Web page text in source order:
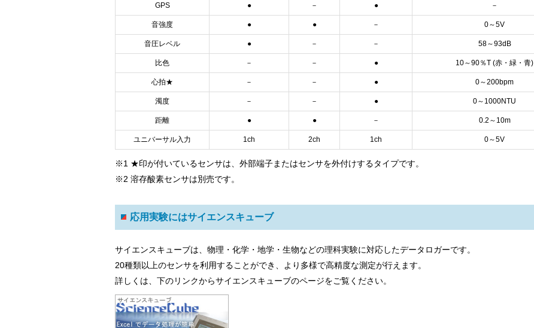
GPS ● － ● －
音強度 ● ● － 0～5V
音圧レベル ● － － 58～93dB
比色 － － ● 10～90％T (赤・緑・青)
心拍★ － － ● 0～200bpm
濁度 － － ● 0～1000NTU
距離 ● ● － 0.2～10m
ユニバーサル入力 1ch 2ch 1ch 0～5V
※1 ★印が付いているセンサは、外部端子またはセンサを外付けするタイプです。
※2 溶存酸素センサは別売です。
応用実験にはサイエンスキューブ
サイエンスキューブは、物理・化学・地学・生物などの理科実験に対応したデータロガーです。
20種類以上のセンサを利用することができ、より多様で高精度な測定が行えます。
詳しくは、下のリンクからサイエンスキューブのページをご覧ください。